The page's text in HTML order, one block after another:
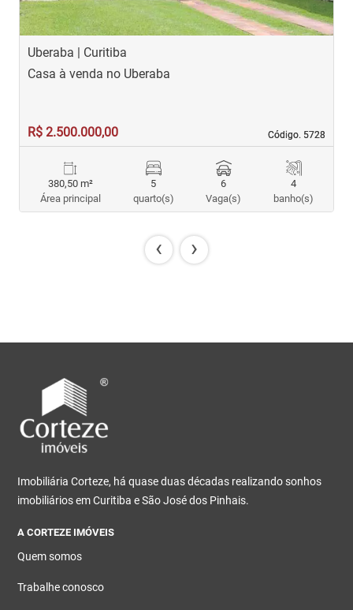
Uberaba | Curitiba
Código. 5728
Código. 5728
Casa à venda no Uberaba
R$ 2.500.000,00
380,50 m²
Área principal
5
quarto(s)
6
Vaga(s)
4
banho(s)
‹ ›
Imobiliária Corteze, há quase duas décadas realizando sonhos
imobiliários em Curitiba e São José dos Pinhais.
A CORTEZE IMÓVEIS
Quem somos
Trabalhe conosco